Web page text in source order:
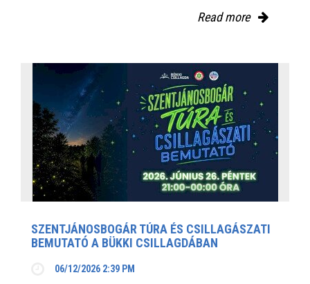
Read more
SZENTJÁNOSBOGÁR TÚRA ÉS CSILLAGÁSZATI
BEMUTATÓ A BÜKKI CSILLAGDÁBAN
06/12/2026 2:39 PM